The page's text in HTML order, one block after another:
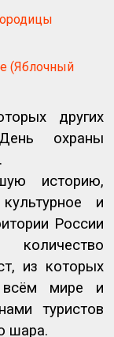
(Яблочный
других
охраны
историю,
и
России
из которых
всём мире и
туристов
шара.